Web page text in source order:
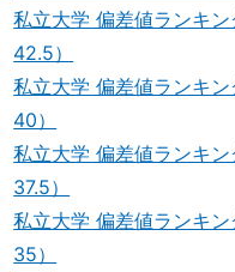
私立大学 偏差値ランキ
42.5）
私立大学 偏差値ランキ
40）
私立大学 偏差値ランキ
37.5）
私立大学 偏差値ランキ
35）